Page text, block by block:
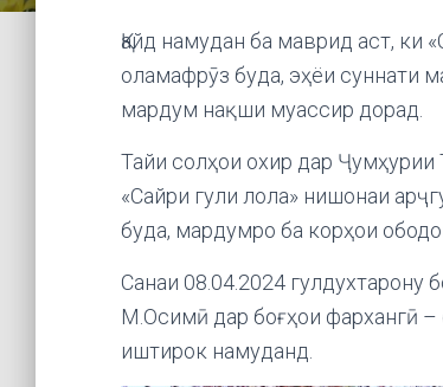
Қайд намудан ба маврид аст, ки
оламафрӯз буда, эҳёи суннати
мардум нақши муассир дорад.
Тайи солҳои охир дар
«Сайри гули лола» нишонаи
буда, мардумро ба корҳои
Санаи 08.04.2024
М.Осимӣ дар боғҳои фархангӣ –
иштирок намуданд.